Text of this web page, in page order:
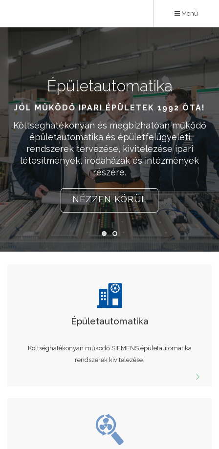
tartalomra
Menü
Épületautomatika
JÓL MŰKÖDŐ IPARI ÉPÜLETEK 1992 ÓTA!
Költséghatékonyan és megbízhatóan működő
épületautomatika és épületfelügyeleti
rendszerek tervezése, kivitelezése ipari
létesítmények, irodaházak és intézmények
részére.
NÉZZEN KÖRÜL
Karrier
ÉPÍTSD NÁLUNK KARRIERED!
Ha kedveled a kihívásokat, a sokszínű
feladatokat, akkor Téged is várunk kollégáink
körében! Megbízhatóság és minőség a
csapatban is 1992 óta!
NÉZZ KÖRÜL
Épületautomatika
Költséghatékonyan működő SIEMENS épületautomatika
rendszerek kivitelezése.